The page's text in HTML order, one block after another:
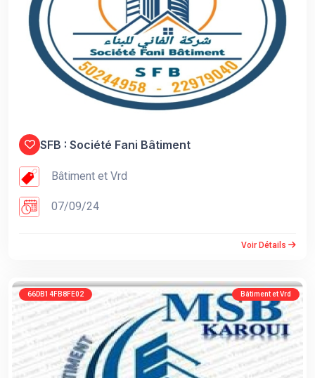
SFB : Société Fani Bâtiment
Bâtiment et Vrd
07/09/24
Voir Détails
66DB14FB8FE02 Bâtiment et Vrd